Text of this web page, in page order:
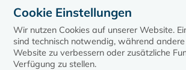
Cookie Einstellungen
Wir nutzen Cookies auf unserer Website.
sind technisch notwendig, während andere
Website zu verbessern oder zusätzliche
Verfügung zu stellen.